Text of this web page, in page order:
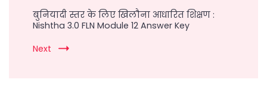
बुनियादी स्तर के लिए खिलौना आधारित शिक्षण :
Nishtha 3.0 FLN Module 12 Answer Key
Next